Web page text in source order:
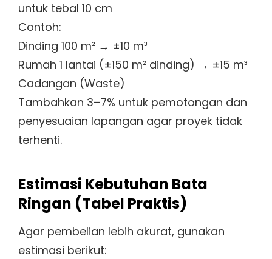
untuk tebal 10 cm
Contoh:
Dinding 100 m² → ±10 m³
Rumah 1 lantai (±150 m² dinding) → ±15 m³
Cadangan (Waste)
Tambahkan 3–7% untuk pemotongan dan
penyesuaian lapangan agar proyek tidak
terhenti.
Estimasi Kebutuhan Bata
Ringan (Tabel Praktis)
Agar pembelian lebih akurat, gunakan
estimasi berikut: